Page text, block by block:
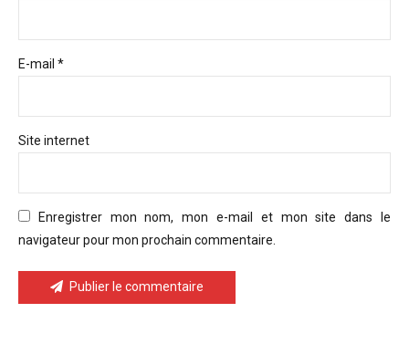
E-mail *
Site internet
Enregistrer mon nom, mon e-mail et mon site dans le
navigateur pour mon prochain commentaire.
Publier le commentaire